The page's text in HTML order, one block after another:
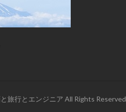
旅行とエンジニア All Rights